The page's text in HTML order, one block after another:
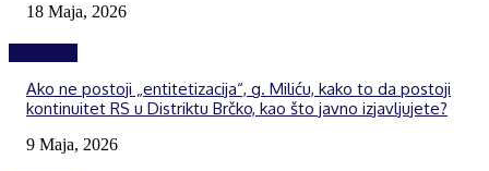
18 Maja, 2026
Ako ne postoji „entitetizacija“, g. Miliću, kako to da postoji
kontinuitet RS u Distriktu Brčko, kao što javno izjavljujete?
9 Maja, 2026